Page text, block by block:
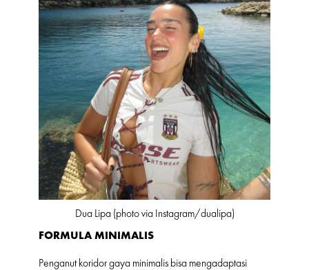
Dua Lipa (photo via Instagram/dualipa)
FORMULA MINIMALIS
Penganut koridor gaya minimalis bisa mengadaptasi